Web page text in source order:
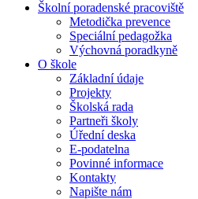
Školní poradenské pracoviště
Metodička prevence
Speciální pedagožka
Výchovná poradkyně
O škole
Základní údaje
Projekty
Školská rada
Partneři školy
Úřední deska
E-podatelna
Povinné informace
Kontakty
Napište nám